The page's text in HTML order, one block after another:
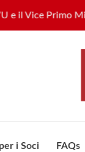
Vice Primo
i Soci FAQs